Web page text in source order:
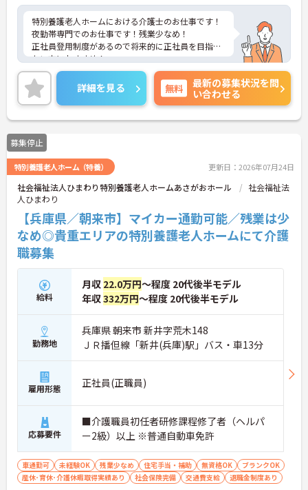
特別養護老人ホームにおける介護士のお仕事です！
夜勤帯専門でのお仕事です！残業少なめ！
正社員登用制度があるので将来的に正社員を目指し
たい方におすすめ！
ご興味ある方には、面接のポイントなど、さらに詳
細をお話致しますのでお気軽にご相談ください。
詳細を見る 無料
最新の募集状況を問
い合わせる
募集停止
特別養護老人ホーム（特養） 更新日：2026年07月24日
社会福祉法人ひまわり特別養護老人ホームあさがおホール
社会福祉法
人ひまわり
【兵庫県／朝来市】マイカー通勤可能／残業は少
なめ◎貴重エリアの特別養護老人ホームにて介護
職募集
給料
月収 22.0万円～程度 20代後半モデル
年収332万円～程度 20代後半モデル
勤務地
兵庫県 朝来市 新井字荒木148
ＪＲ播但線「新井(兵庫)駅」バス・車13分
雇用形態 正社員(正職員)
応募要件
■介護職員初任者研修課程修了者（ヘルパ
ー2級）以上 ※普通自動車免許
車通勤可 未経験OK 残業少なめ 住宅手当・補助 無資格OK
ブランクOK
産休･育休･介護休暇取得実績あり
社会保険完備 交通費支給 退職金制度あり